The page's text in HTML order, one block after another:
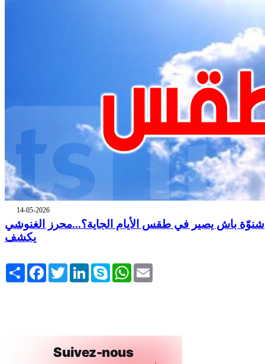
14-05-2026
شنوّة باش يصير في طقس الأيام الجاية؟...محرز الغنوشي
يكشف
Share FacebookTwitterLinkedInSkype WhatsApp